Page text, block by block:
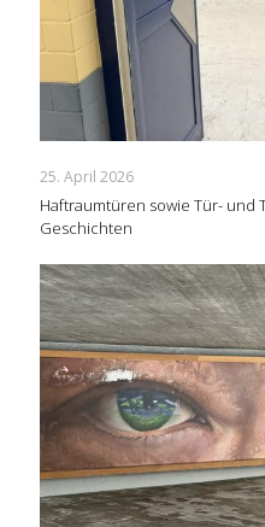
25. April 2026
Haftraumtüren sowie Tür- und
Geschichten